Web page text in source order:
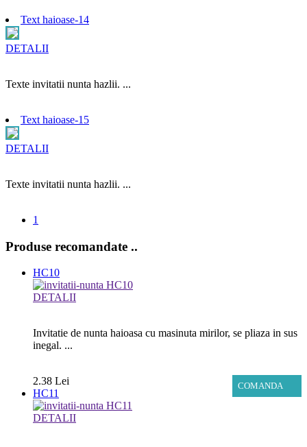
Text haioase-14
DETALII
Texte invitatii nunta hazlii. ...
Text haioase-15
DETALII
Texte invitatii nunta hazlii. ...
1
Produse recomandate ..
HC10
DETALII
Invitatie de nunta haioasa cu masinuta mirilor, se pliaza in sus
inegal. ...
COMANDA
2.38 Lei
HC11
DETALII